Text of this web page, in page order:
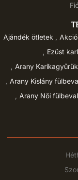
Ajándék ötletek
Ezüst
Arany
Arany Kislány
Arany Női